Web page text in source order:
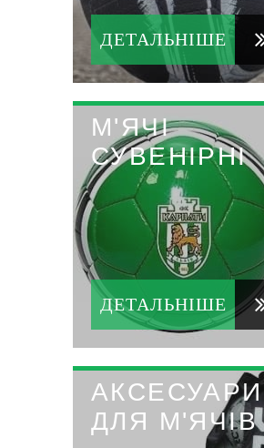
ДЕТАЛЬНІШЕ
М'ЯЧІ
СУВЕНІРНІ
ДЕТАЛЬНІШЕ
АКСЕСУАРИ
ДЛЯ М'ЯЧІВ